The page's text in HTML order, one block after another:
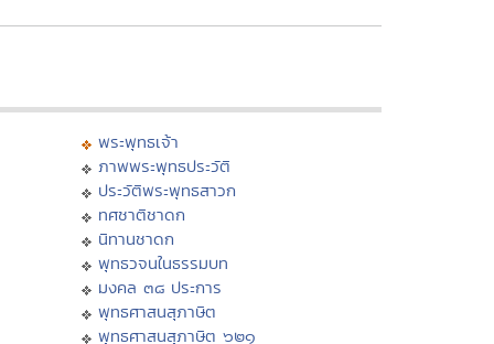
พระพุทธเจ้า
ภาพพระพุทธประวัติ
ประวัติพระพุทธสาวก
ทศชาติชาดก
นิทานชาดก
พุทธวจนในธรรมบท
มงคล ๓๘ ประการ
พุทธศาสนสุภาษิต
พุทธศาสนสุภาษิต ๖๒๑